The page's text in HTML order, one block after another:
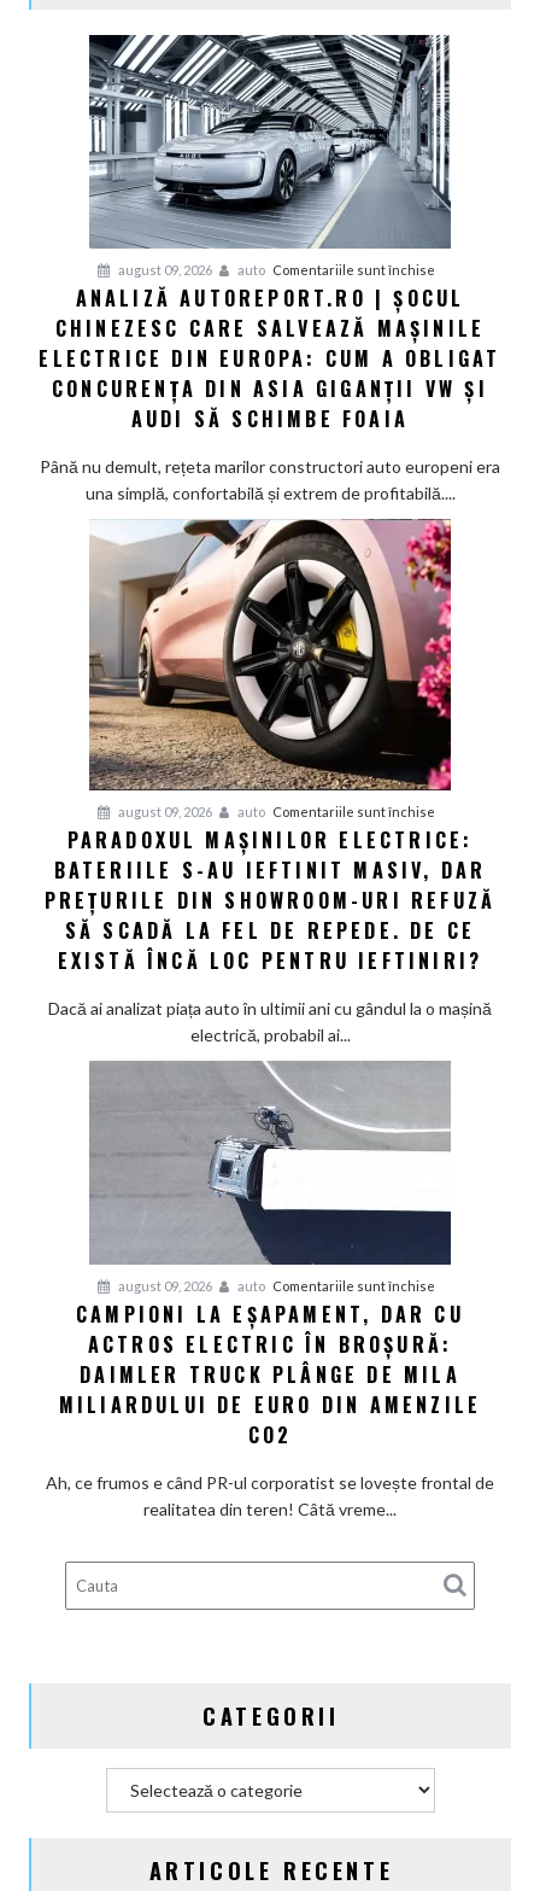
august 09, 2026 auto Comentariile sunt închise
Analiză
Autoreport.ro
|
chinezesc
mașinile
din
Europa:
Cum
a
obligat
concurența
din
Asia
giganții
VW
să
schimbe
foaia
ANALIZĂ AUTOREPORT.RO | ȘOCUL
CHINEZESC CARE SALVEAZĂ MAȘINILE
ELECTRICE DIN EUROPA: CUM A OBLIGAT
CONCURENȚA DIN ASIA GIGANȚII VW ȘI
AUDI SĂ SCHIMBE FOAIA
Până nu demult, rețeta marilor constructori auto europeni era
una simplă, confortabilă și extrem de profitabilă....
august 09, 2026 auto Comentariile sunt închise
Paradoxul
mașinilor
electrice:
au
masiv,
showroom-
uri
să
la
de
repede.
De
ce
PARADOXUL MAȘINILOR ELECTRICE:
BATERIILE S-AU IEFTINIT MASIV, DAR
PREȚURILE DIN SHOWROOM-URI REFUZĂ
SĂ SCADĂ LA FEL DE REPEDE. DE CE
EXISTĂ ÎNCĂ LOC PENTRU IEFTINIRI?
Dacă ai analizat piața auto în ultimii ani cu gândul la o mașină
electrică, probabil ai...
august 09, 2026 auto Comentariile sunt închise
Campioni
la
eșapament,
cu
Truck
CO2
CAMPIONI LA EȘAPAMENT, DAR CU
ACTROS ELECTRIC ÎN BROȘURĂ:
DAIMLER TRUCK PLÂNGE DE MILA
MILIARDULUI DE EURO DIN AMENZILE
CO2
Ah, ce frumos e când PR-ul corporatist se lovește frontal de
realitatea din teren! Câtă vreme...
CATEGORII
ARTICOLE RECENTE